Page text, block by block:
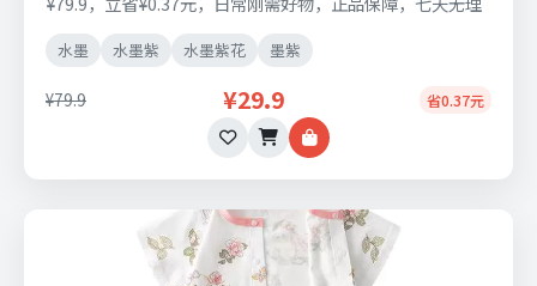
水墨 水墨紫 水墨紫花 墨紫
¥79.9 ¥29.9 省0.37元